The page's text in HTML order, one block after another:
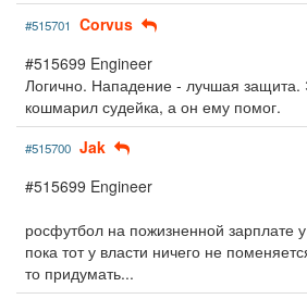
#515701 Corvus
#515699 Engineer
Логично. Нападение - лучшая защита.
кошмарил судейка, а он ему помог.
#515700 Jak
#515699 Engineer
росфутбол на пожизненной зарплате
пока тот у власти ничего не
то придумать...